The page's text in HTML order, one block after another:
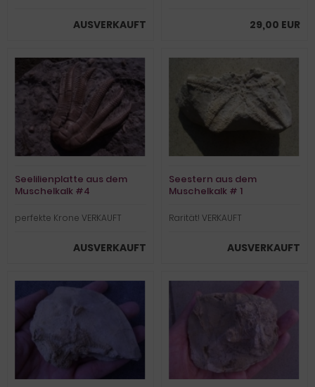
AUSVERKAUFT 29,00 EUR
Seelilienplatte aus dem
Muschelkalk #4
perfekte Krone VERKAUFT
AUSVERKAUFT
Seestern aus dem
Muschelkalk # 1
Rarität! VERKAUFT
AUSVERKAUFT